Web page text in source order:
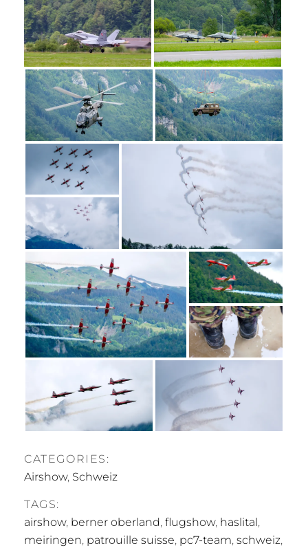
CATEGORIES:
Airshow, Schweiz
TAGS:
airshow, berner oberland, flugshow, haslital,
meiringen, patrouille suisse, pc7-team, schweiz,